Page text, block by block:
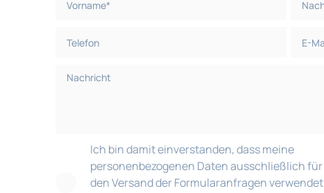
Ich bin damit einverstanden, dass meine
personenbezogenen Daten ausschließlich für
den Versand der Formularanfragen verwendet